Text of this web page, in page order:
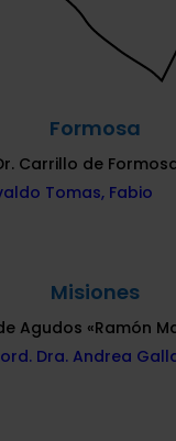
Formosa
Carrillo de
Tomas, Fabio
Misiones
Agudos «Ramón
Dra. Andrea